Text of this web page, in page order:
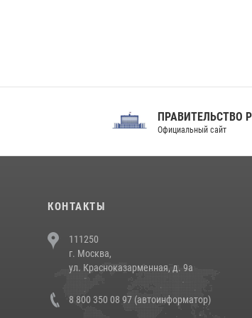
ПРАВИТЕЛЬСТВО РФ
Официальный сайт
КОНТАКТЫ
111250
г. Москва,
ул. Красноказарменная, д. 9а
8 800 350 08 97 (автоинформатор)